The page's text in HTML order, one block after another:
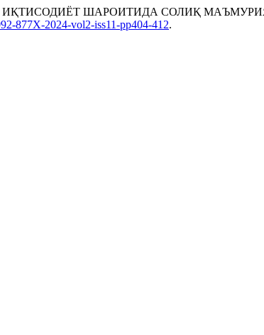
ИҚТИСОДИЁТ ШАРОИТИДА СОЛИҚ
877X-2024-vol2-iss11-pp404-412.